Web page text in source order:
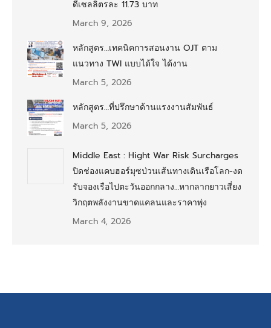
ดีเซลลิตรละ 11.73 บาท
March 9, 2026
หลักสูตร…เทคนิคการสอนงาน OJT ตาม
แนวทาง TWI แบบได้ใจ ได้งาน
March 5, 2026
หลักสูตร…ที่ปรึกษาด้านแรงงานสัมพันธ์
March 5, 2026
Middle East : Hight War Risk Surcharges
ปิดช่องแคบฮอร์มุซป่วนเส้นทางเดินเรือโลก-งด
รับจองเรือไปตะวันออกกลาง…หากลากยาวเสี่ยง
วิกฤตพลังงานขาดแคลนและราคาพุ่ง
March 4, 2026